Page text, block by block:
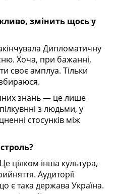
змінить щось у
Дипломатичну
Хоча, при бажанні,
своє амплуа. Тільки
знань — це лише
з людьми, у
стосунків між
цілком інша культура,
Аудиторії
є така держава Україна.